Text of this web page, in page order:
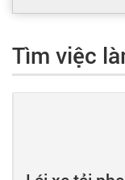
Cẩm nang việc
Bạn cần tuyển
Nhà
Tìm việc